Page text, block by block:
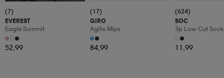
(7)
EVEREST
Eagle Summit
52,99
(17)
GIRO
Agilis Mips
84,99
(624)
SOC
3p Low Cut Sock
11,99